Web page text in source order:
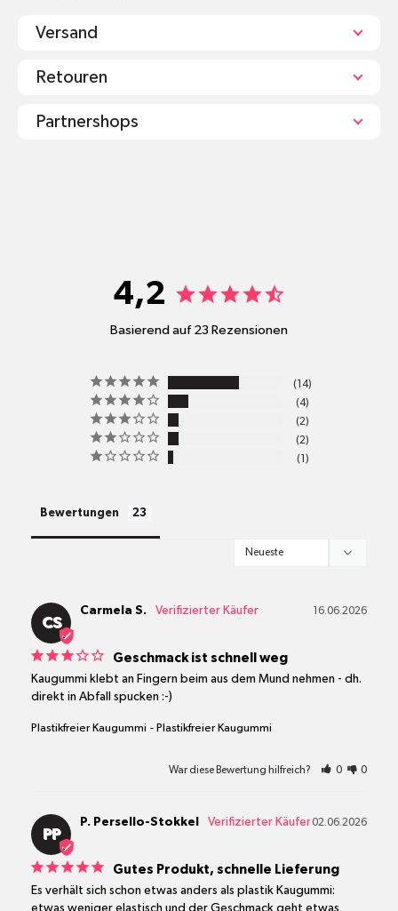
Versand
pro
Standort
Versandkosten
alle Pakete
Retouren
Partnershops
4,2
Basierend auf 23 Rezensionen
14
4
2
2
1
Bewertungen
CS
16.06.2026
Carmela S.
Geschmack ist schnell weg
Kaugummi klebt an Fingern beim aus dem Mund nehmen - dh.
direkt in Abfall spucken :-)
Plastikfreier Kaugummi Plastikfreier Kaugummi
War diese Bewertung hilfreich? 0 0
PP
02.06.2026
P. Persello-Stokkel
Gutes Produkt, schnelle Lieferung
Es verhält sich schon etwas anders als plastik Kaugummi:
etwas weniger elastisch und der Geschmack geht etwas